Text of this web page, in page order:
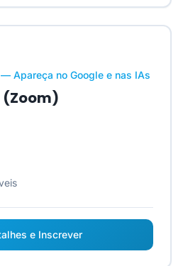
— Apareça no Google e nas IAs
(Zoom)
e Inscrever